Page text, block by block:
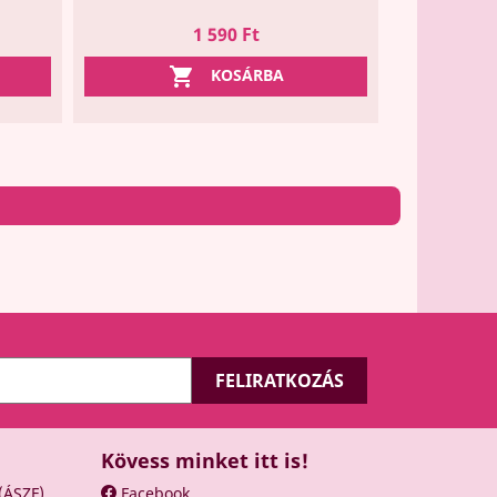
Ár
1 590 Ft
 KOSÁRBA
Kövess minket itt is!
Facebook